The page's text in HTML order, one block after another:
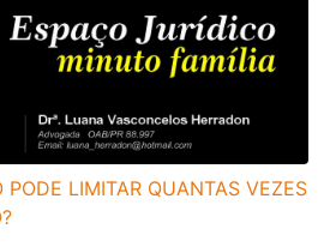
PODE LIMITAR QUANTAS VEZES